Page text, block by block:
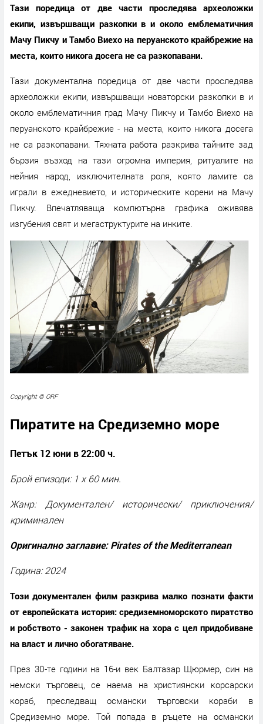
Тази поредица от две части проследява археоложки
екипи, извършващи разкопки в и около емблематичния
Мачу Пикчу и Тамбо Виехо на перуанското крайбрежие на
места, които никога досега не са разкопавани.
Тази документална поредица от две части проследява
археоложки екипи, извършващи новаторски разкопки в и
около емблематичния град Мачу Пикчу и Тамбо Виехо на
перуанското крайбрежие - на места, които никога досега
не са разкопавани. Тяхната работа разкрива тайните зад
бързия възход на тази огромна империя, ритуалите на
нейния народ, изключителната роля, която ламите са
играли в ежедневието, и историческите корени на Мачу
Пикчу. Впечатляваща компютърна графика оживява
изгубения свят и мегаструктурите на инките.
Copyright © ORF
Пиратите на Средиземно море
Петък 12 юни в 22:00 ч.
Брой епизоди: 1 x 60 мин.
Жанр: Документален/ исторически/ приключения/
криминален
Оригинално заглавие: Pirates of the Mediterranean
Година: 2024
Този документален филм разкрива малко познати факти
от европейската история: средиземноморското пиратство
и робството - законен трафик на хора с цел придобиване
на власт и лично обогатяване.
През 30-те години на 16-и век Балтазар Щюрмер, син на
немски търговец, се наема на християнски корсарски
кораб, преследващ османски търговски кораби в
Средиземно море. Той попада в ръцете на османски